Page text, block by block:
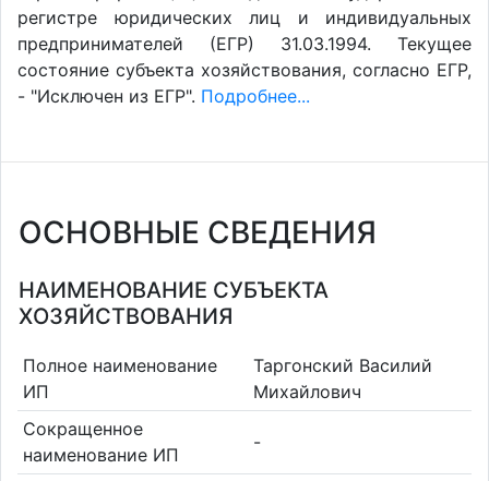
регистре юридических лиц и индивидуальных
предпринимателей (ЕГР) 31.03.1994. Текущее
состояние субъекта хозяйствования, согласно ЕГР,
- "Исключен из ЕГР". Подробнее...
ОСНОВНЫЕ СВЕДЕНИЯ
НАИМЕНОВАНИЕ СУБЪЕКТА
ХОЗЯЙСТВОВАНИЯ
Полное наименование
ИП
Таргонский Василий
Михайлович
Сокращенное
наименование ИП
-